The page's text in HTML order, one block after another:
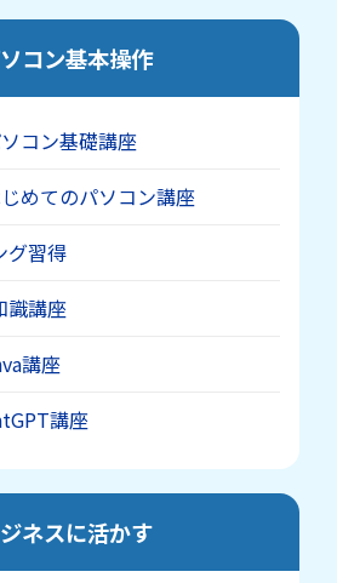
コン基本操作
コン基礎講座
めてのパソコン講座
グ習得
識講座
講座
講座
ネスに活かす